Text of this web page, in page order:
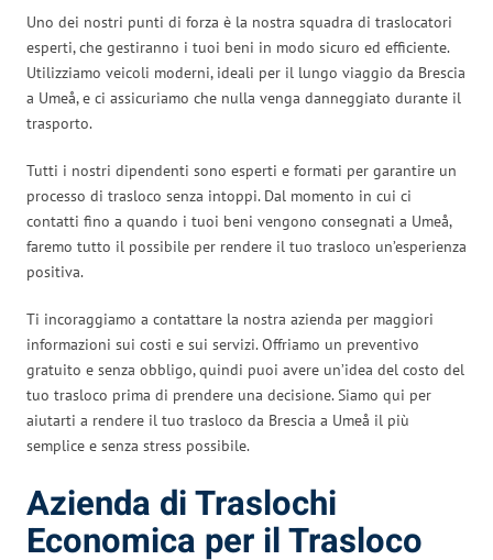
Uno dei nostri punti di forza è la nostra squadra di traslocatori
esperti, che gestiranno i tuoi beni in modo sicuro ed efficiente.
Utilizziamo veicoli moderni, ideali per il lungo viaggio da Brescia
a Umeå, e ci assicuriamo che nulla venga danneggiato durante il
trasporto.
Tutti i nostri dipendenti sono esperti e formati per garantire un
processo di trasloco senza intoppi. Dal momento in cui ci
contatti fino a quando i tuoi beni vengono consegnati a Umeå,
faremo tutto il possibile per rendere il tuo trasloco un’esperienza
positiva.
Ti incoraggiamo a contattare la nostra azienda per maggiori
informazioni sui costi e sui servizi. Offriamo un preventivo
gratuito e senza obbligo, quindi puoi avere un’idea del costo del
tuo trasloco prima di prendere una decisione. Siamo qui per
aiutarti a rendere il tuo trasloco da Brescia a Umeå il più
semplice e senza stress possibile.
Azienda di Traslochi
Economica per il Trasloco